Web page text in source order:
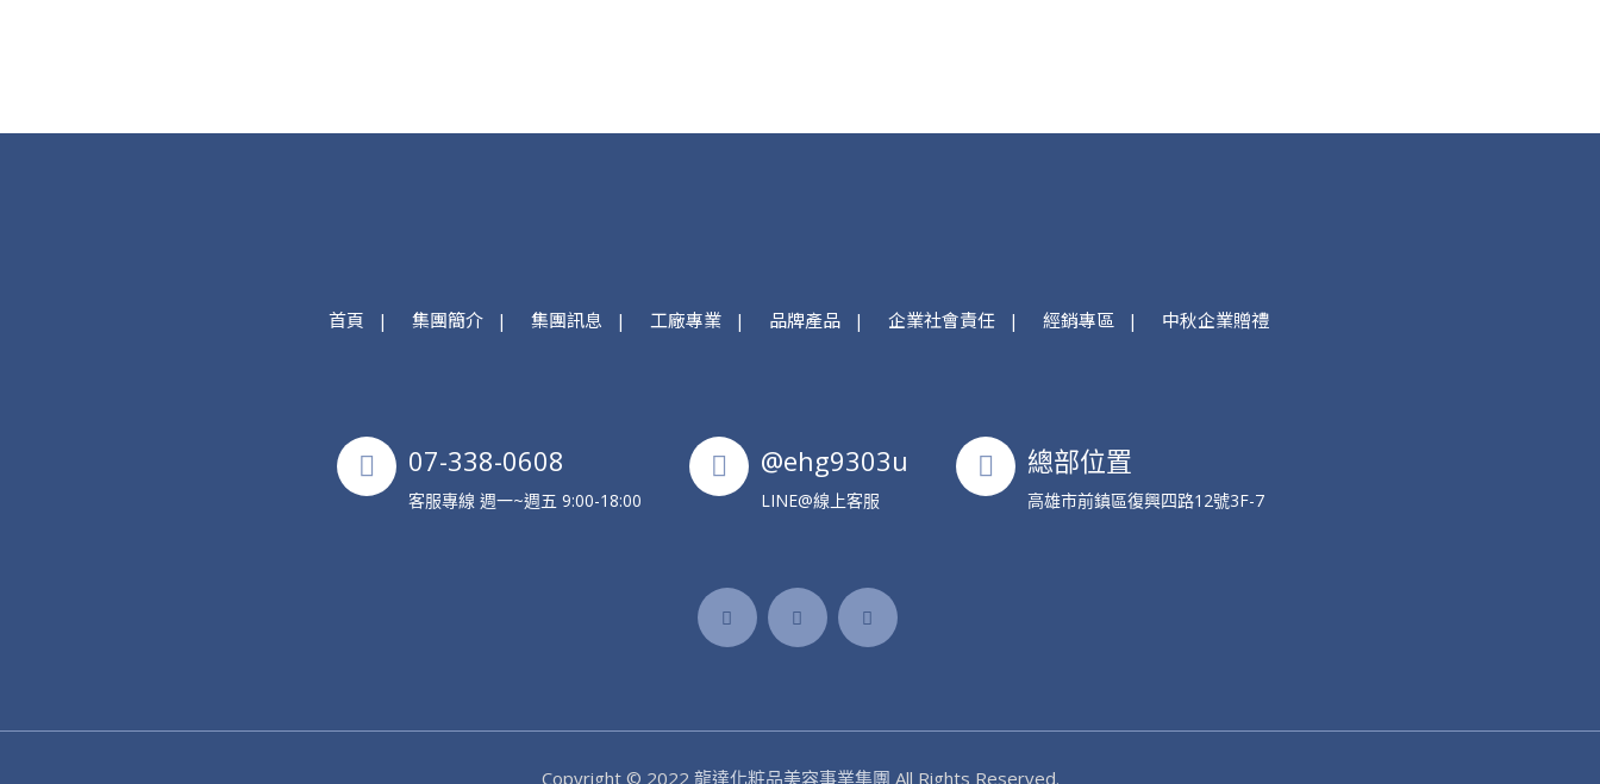
首頁 集團簡介 集團訊息 工廠專業 品牌產品 企業社會責任 經銷專區 中秋企業贈禮
07-338-0608
客服專線 週一~週五 9:00-18:00
@ehg9303u
LINE@線上客服
總部位置
高雄市前鎮區復興四路12號3F-7
Copyright © 2022 龍達化粧品美容事業集團 All Rights Reserved.